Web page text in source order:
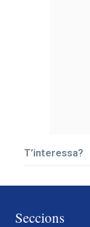
T’interessa?
Seccions